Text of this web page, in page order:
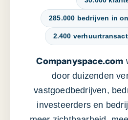
285.000 bedrijven in
2.400
Companyspace.com
door duizenden
vastgoedbedrijven,
investeerders en